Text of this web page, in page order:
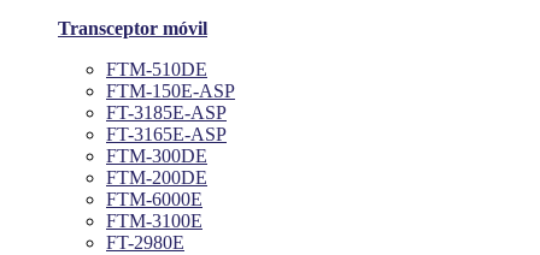
Transceptor móvil
FTM-510DE
FTM-150E-ASP
FT-3185E-ASP
FT-3165E-ASP
FTM-300DE
FTM-200DE
FTM-6000E
FTM-3100E
FT-2980E